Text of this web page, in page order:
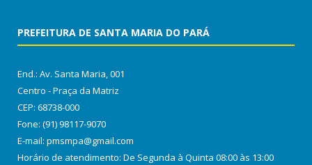
PREFEITURA DE SANTA MARIA DO PARÁ
End.: Av. Santa Maria, 001
Centro - Praça da Matriz
CEP: 68738-000
Fone: (91) 98117-9070
E-mail: pmsmpa@gmail.com
Horário de atendimento: De Segunda à Quinta 08:00 às 13:00